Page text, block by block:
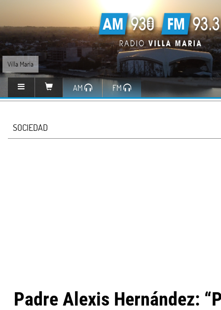
Villa María
AM FM
SOCIEDAD
Padre Alexis Hernández: